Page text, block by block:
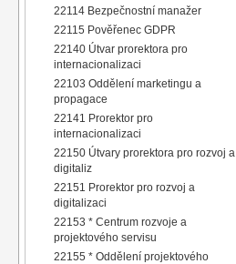
22114 Bezpečnostní manažer
22115 Pověřenec GDPR
22140 Útvar prorektora pro
internacionalizaci
22103 Oddělení marketingu a
propagace
22141 Prorektor pro
internacionalizaci
22150 Útvary prorektora pro rozvoj a
digitaliz
22151 Prorektor pro rozvoj a
digitalizaci
22153 * Centrum rozvoje a
projektového servisu
22155 * Oddělení projektového